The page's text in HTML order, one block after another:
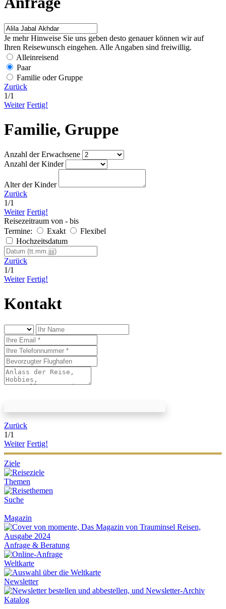
Je mehr Hinweise Sie uns geben desto genauer können wir auf
Ihren Reisewunsch eingehen. Alle Angaben sind freiwillig.
Alleinreisend
Paar
Familie oder Gruppe
Zurück
1/1
Weiter Fertig!
Familie, Gruppe
Anzahl der Erwachsene
Anzahl der Kinder
Alter der Kinder
Zurück
1/1
Weiter Fertig!
Reisezeitraum von - bis
Termine:
Exakt
Flexibel
Hochzeitsdatum
Zurück
1/1
Weiter Fertig!
Kontakt
Zurück
1/1
Weiter Fertig!
Ziele
Themen
Suche
Magazin
Anfrage & Beratung
Weltkarte
Newsletter
Katalog